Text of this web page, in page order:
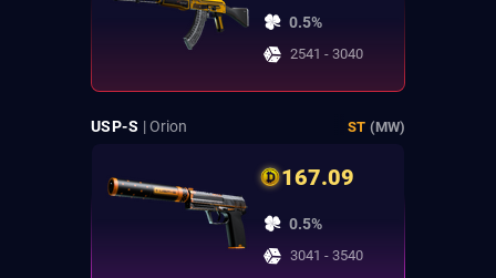
0.5%
2541 - 3040
USP-S | Orion ST (MW)
167.09
0.5%
3041 - 3540